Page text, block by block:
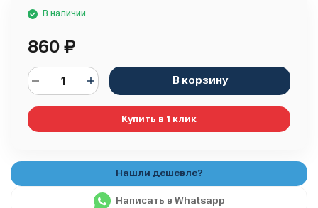
В наличии
860₽
В корзину
Купить в 1 клик
Написать в Whatsapp